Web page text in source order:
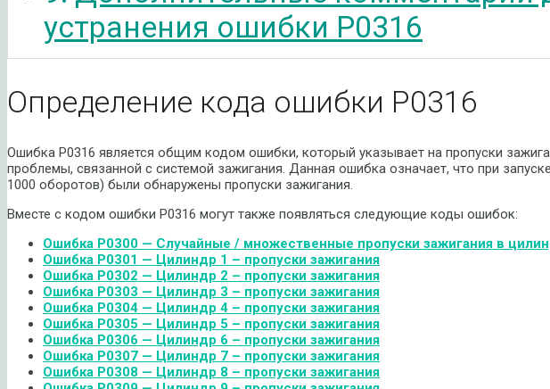
устранения ошибки P0316
Определение кода ошибки P0316
Ошибка P0316 является общим кодом ошибки, который указывает на пропуски
проблемы, связанной с системой зажигания. Данная ошибка означает, что при
1000 оборотов) были обнаружены пропуски зажигания.
Вместе с кодом ошибки P0316 могут также появляться следующие коды ошибок:
Ошибка P0300 — Случайные / множественные пропуски зажигания в
Ошибка P0301 — Цилиндр 1 – пропуски зажигания
Ошибка P0302 — Цилиндр 2 – пропуски зажигания
Ошибка P0303 — Цилиндр 3 – пропуски зажигания
Ошибка P0304 — Цилиндр 4 – пропуски зажигания
Ошибка P0305 — Цилиндр 5 – пропуски зажигания
Ошибка P0306 — Цилиндр 6 – пропуски зажигания
Ошибка P0307 — Цилиндр 7 – пропуски зажигания
Ошибка P0308 — Цилиндр 8 – пропуски зажигания